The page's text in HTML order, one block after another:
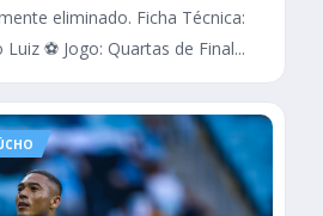
eliminado. Ficha Técnica:
⚽ Jogo: Quartas de Final...